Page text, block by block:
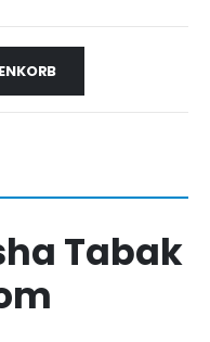
Tabak